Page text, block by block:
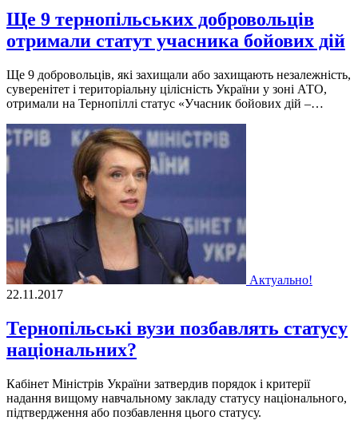
Ще 9 тернопільських добровольців
отримали статут учасника бойових дій
Ще 9 добровольців, які захищали або захищають незалежність,
суверенітет і територіальну цілісність України у зоні АТО,
отримали на Тернопіллі статус «Учасник бойових дій –…
Актуально!
22.11.2017
Тернопільські вузи позбавлять статусу
національних?
Кабінет Міністрів України затвердив порядок і критерії
надання вищому навчальному закладу статусу національного,
підтвердження або позбавлення цього статусу.